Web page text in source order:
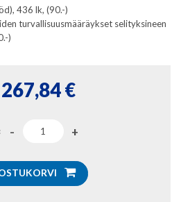
436 lk, (90.-)
turvallisuusmääräykset selityksineen
)
267,84€